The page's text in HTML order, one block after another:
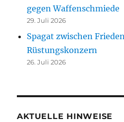
gegen Waffenschmiede
29. Juli 2026
Spagat zwischen
Rüstungskonzern
26. Juli 2026
AKTUELLE HINWEISE